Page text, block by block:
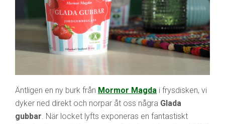
Äntligen en ny burk från Mormor Magda i frysdisken, vi
dyker ned direkt och norpar åt oss några Glada
gubbar. När locket lyfts exponeras en fantastiskt